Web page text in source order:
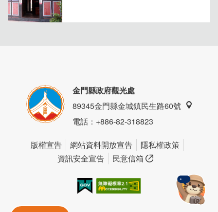
金門縣政府觀光處
89345金門縣金城鎮民生路60號
電話：+886-82-318823
版權宣告 網站資料開放宣告
隱私權政策
資訊安全宣告
民意信箱